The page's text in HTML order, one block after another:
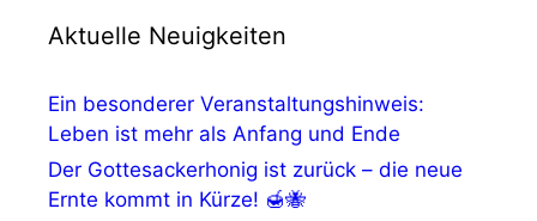
Aktuelle Neuigkeiten
Ein besonderer Veranstaltungshinweis:
Leben ist mehr als Anfang und Ende
Der Gottesackerhonig ist zurück – die neue
Ernte kommt in Kürze! 🍯🐝